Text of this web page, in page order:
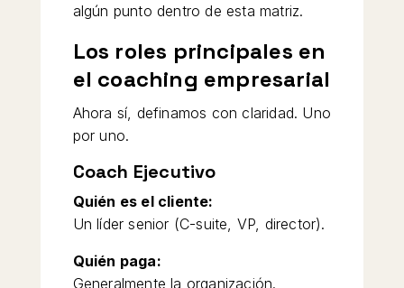
algún punto dentro de esta matriz.
Los roles principales en
el coaching empresarial
Ahora sí, definamos con claridad. Uno
por uno.
Coach Ejecutivo
Quién es el cliente:
Un líder senior (C-suite, VP, director).
Quién paga:
Generalmente la organización.